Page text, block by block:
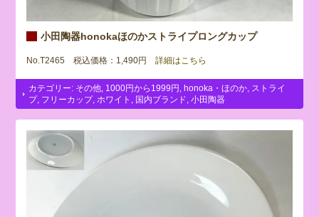
小田陶器honokaほのかストライプロングカップ
No.T2465 税込価格：1,490円 詳細はこちら
カテゴリー: その他 1000円から1999円 honoka・ほのか
ストライ
プ, フリーカップ, ホワイト 国内ブランド ,小田陶器